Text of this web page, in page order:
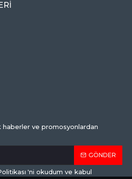
ve promosyonlardan
GÖNDER
'ni okudum ve kabul